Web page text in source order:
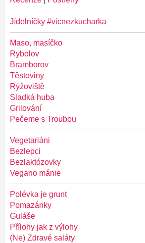
Jídelníčky #vicnezkucharka
Maso, masíčko
Rybolov
Bramborov
Těstoviny
Rýžoviště
Sladká huba
Grilování
Pečeme s Troubou
Vegetariáni
Bezlepci
Bezlaktózovky
Vegano mánie
Polévka je grunt
Pomazánky
Guláše
Přílohy jak z výlohy
(Ne) Zdravé saláty